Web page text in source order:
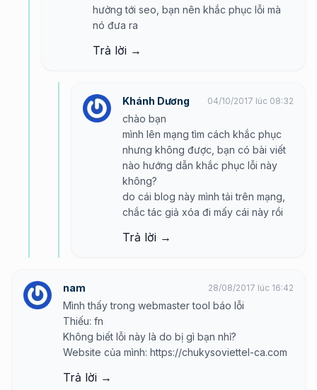
hưởng tới seo, bạn nên khắc phục lỗi mà
nó đưa ra
Trả lời →
Khánh Dương 04/10/2017 lúc 08:32
chào bạn
mình lên mạng tìm cách khắc phục
nhưng không được, bạn có bài viết
nào hướng dẫn khắc phục lỗi này
không?
do cái blog này mình tải trên mạng,
chắc tác giả xóa đi mấy cái này rồi
Trả lời →
nam 28/08/2017 lúc 16:42
Mình thấy trong webmaster tool báo lỗi
Thiếu: fn
Không biết lỗi này là do bị gì bạn nhỉ?
Website của mình: https://chukysoviettel-ca.com
Trả lời →